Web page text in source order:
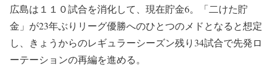
広島は１１０試合を消化して、現在貯金6。「二けた貯
金」が23年ぶりリーグ優勝へのひとつのメドとなると想定
し、きょうからのレギュラーシーズン残り34試合で先発ロ
ーテーションの再編を進める。